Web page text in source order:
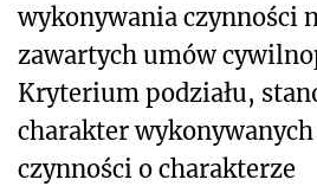
wykonywania czynności
zawartych umów
Kryterium podziału,
charakter
czynności o charakterze